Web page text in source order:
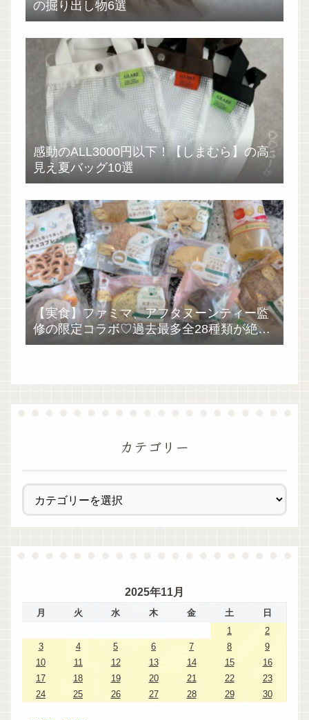
の掘り出し物6選
感動のALL3000円以下！【しまむら】の高
見え夏バッグ10選
【実食】ファミマ、アフタヌーンティー監
修の限定コラボ♡過去最多全28種類が絶品
過ぎた！
カテゴリー
2025年11月
月 火 水 木 金 土
日
1
2
3
4 5 6 7 8
9
10
11 12 13 14 15
16
17
18 19 20 21 22
23
24
25 26 27 28 29 30